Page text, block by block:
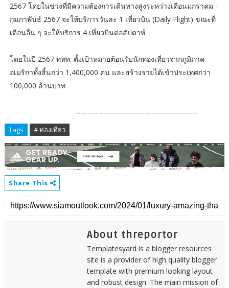
2567 โดยในช่วงที่มีความต้องการเดินทางสูงระหว่างเดือนมกราคม -
กุมภาพันธ์ 2567 จะให้บริการวันละ 1 เที่ยวบิน (Daily Flight) ขณะที่
เดือนอื่น ๆ จะให้บริการ 4 เที่ยวบินต่อสัปดาห์
โดยในปี 2567 ททท. ตั้งเป้าหมายต้อนรับนักท่องเที่ยวจากภูมิภาค
อเมริกาทั้งสิ้นกว่า 1,400,000 คน และสร้างรายได้เข้าประเทศกว่า
100,000 ล้านบาท
------------------------------------------------
Tags # ท่องเที่ยว
Share This
About threportor
Templatesyard is a blogger resources
site is a provider of high quality blogger
template with premium looking layout
and robust design. The main mission of